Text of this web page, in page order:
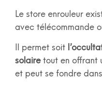
Le store enrouleur
avec télécommande
Il permet soit
solairetout en offrant
et peut se fondre